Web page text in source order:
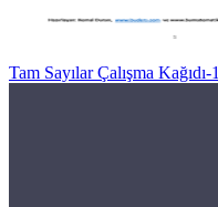
Tam Sayılar Çalışma Kağıdı-1